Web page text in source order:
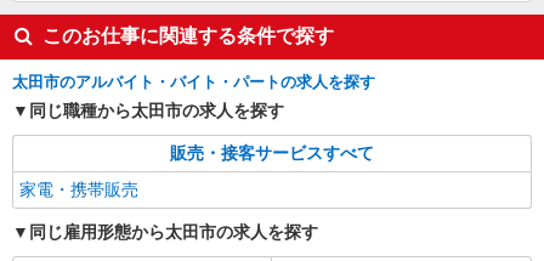
このお仕事に関連する条件で探す
太田市のアルバイト・バイト・パートの求人を探す
同じ職種から太田市の求人を探す
販売・接客サービスすべて
家電・携帯販売
同じ雇用形態から太田市の求人を探す